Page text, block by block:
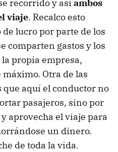
recorrido y así ambos
viaje. Recalco esto
lucro por parte de los
comparten gastos y los
propia empresa,
Otra de las
aquí el conductor no
pasajeros, sino por
aprovecha el viaje para
un dinero.
de toda la vida.